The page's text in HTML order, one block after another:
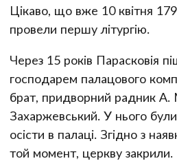
Цікаво, що вже 10 квітня
провели першу літургію.
Через 15 років Парасковія
господарем палацового
брат, придворний радник
Захаржевський. У нього були
осісти в палаці. Згідно з
той момент, церкву